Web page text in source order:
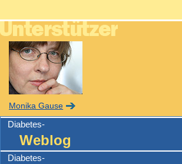
Monika Gause
Diabetes-
Weblog
Diabetes-